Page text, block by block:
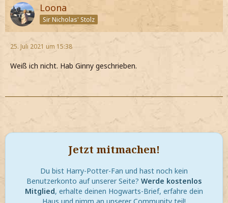
Loona
Sir Nicholas' Stolz
25. Juli 2021 um 15:38
Weiß ich nicht. Hab Ginny geschrieben.
Jetzt mitmachen!
Du bist Harry-Potter-Fan und hast noch kein
Benutzerkonto auf unserer Seite? Werde kostenlos
Mitglied, erhalte deinen Hogwarts-Brief, erfahre dein